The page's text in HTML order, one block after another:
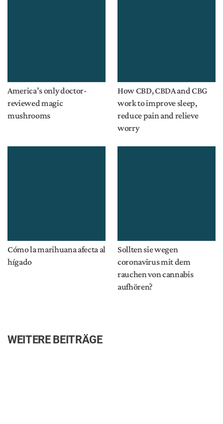
America’s only doctor-
reviewed magic
mushrooms
How CBD, CBDA and CBG
work to improve sleep,
reduce pain and relieve
worry
Cómo la marihuana afecta al
hígado
Sollten sie wegen
coronavirus mit dem
rauchen von cannabis
aufhören?
WEITERE BEITRÄGE